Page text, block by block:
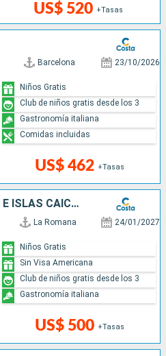
US$ 520 +Tasas
Barcelona 23/10/2026
US$ 462 +Tasas
Niños Gratis
Club de niños gratis desde los 3
Gastronomía italiana
Comidas incluidas
REP. DOMINICANA, TURKS E ISLAS CAICOS
La Romana 24/01/2027
US$ 500 +Tasas
Niños Gratis
Sin Visa Americana
Club de niños gratis desde los 3
Gastronomía italiana